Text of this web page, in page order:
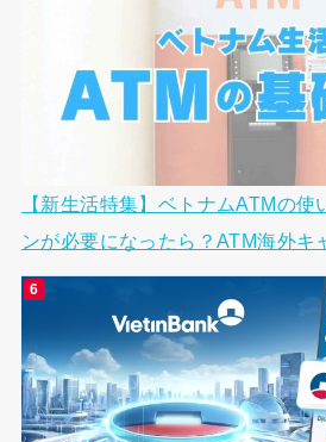
【新生活特集】ベトナムATMの
ンが必要になったら？ATM海外キ